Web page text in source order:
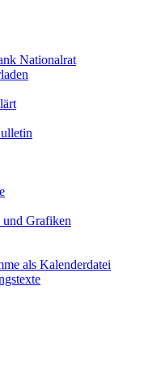
Nationalrat
und Grafiken
als Kalenderdatei